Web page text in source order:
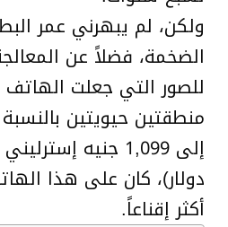
ولكن، لم يبهرني عمر
الضخمة، فضلاً عن
للصور التي جعلت
منطقتين حيويتين
دولار)، كان على هذا
أكثر إقناعاً.